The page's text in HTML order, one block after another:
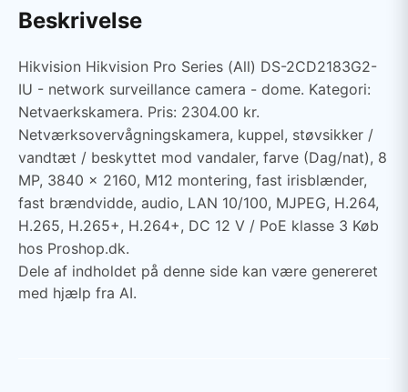
Beskrivelse
Hikvision Hikvision Pro Series (All) DS-2CD2183G2-
IU - network surveillance camera - dome. Kategori:
Netvaerkskamera. Pris: 2304.00 kr.
Netværksovervågningskamera, kuppel, støvsikker /
vandtæt / beskyttet mod vandaler, farve (Dag/nat), 8
MP, 3840 x 2160, M12 montering, fast irisblænder,
fast brændvidde, audio, LAN 10/100, MJPEG, H.264,
H.265, H.265+, H.264+, DC 12 V / PoE klasse 3 Køb
hos Proshop.dk.
Dele af indholdet på denne side kan være genereret
med hjælp fra AI.